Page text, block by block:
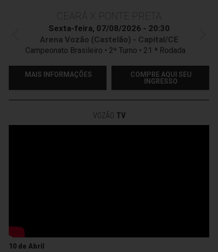
CEARÁ X PONTE PRETA
Sexta-feira, 07/08/2026 - 20:30
Arena Vozão (Castelão) - Capital/CE
Campeonato Brasileiro • 2º Turno • 21 ª Rodada
MAIS INFORMAÇÕES
COMPRE AQUI SEU
INGRESSO
VOZÃO TV
10 de Abril